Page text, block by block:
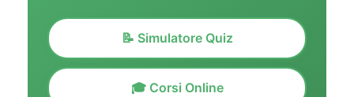
📝 Simulatore Quiz
🎓 Corsi Online